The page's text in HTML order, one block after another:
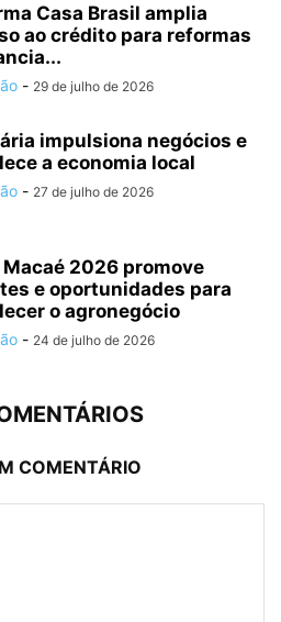
Casa Brasil amplia
ao crédito para reformas
- 29 de julho de 2026
impulsiona negócios e
a economia local
- 27 de julho de 2026
Macaé 2026 promove
e oportunidades para
o agronegócio
- 24 de julho de 2026
COMENTÁRIO